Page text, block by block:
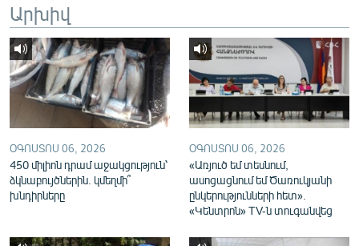
Հայերեն
English
Русский
ՀԵՏԵՎԵՔ ՄԵԶ
Արխիվ
ՕԳՈՍՏՈՍ 06, 2026
450 միլիոն դրամ աջակցություն՝
ձկնաբույծներին. կմեղմի՞
խնդիրները
ՕԳՈՍՏՈՍ 06, 2026
«Առյուծ եմ տեսնում,
ասոցացնում եմ Ծառուկյանի
ընկերությունների հետ».
«Կենտրոն» TV-ն տուգանվեց